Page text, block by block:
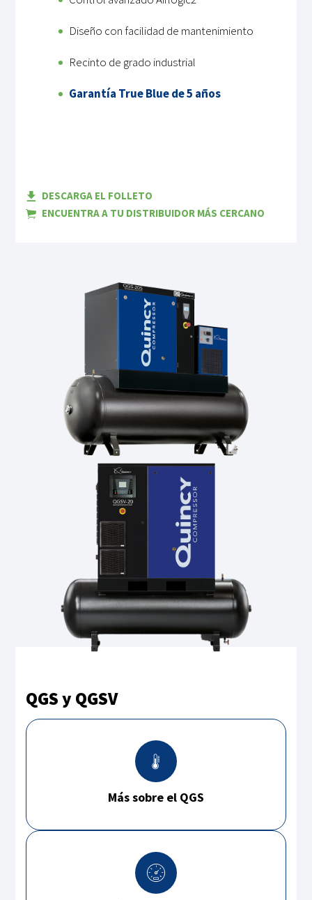
Diseño con facilidad de mantenimiento
Recinto de grado industrial
Garantía True Blue de 5 años
DESCARGA EL FOLLETO
ENCUENTRA A TU DISTRIBUIDOR MÁS CERCANO
QGS y QGSV
Más sobre el QGS